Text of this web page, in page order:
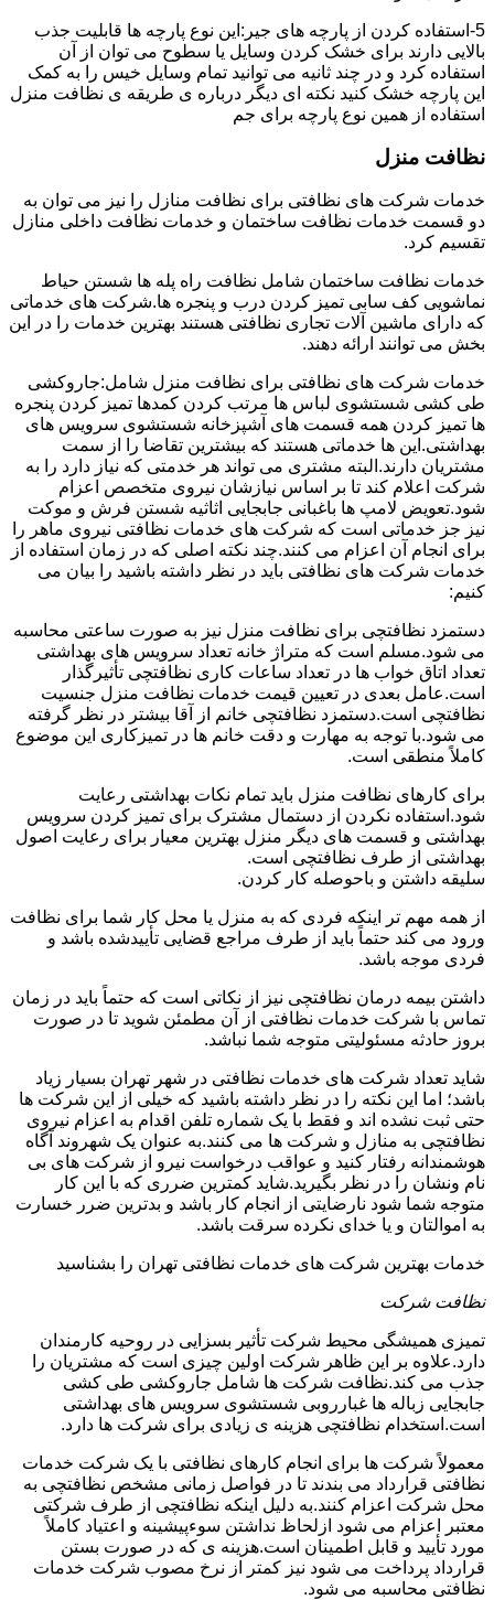
5-استفاده کردن از پارچه های جیر:این نوع پارچه ها قابلیت جذب
بالایی دارند برای خشک کردن وسایل یا سطوح می توان از آن
استفاده کرد و در چند ثانیه می توانید تمام وسایل خیس را به کمک
این پارچه خشک کنید نکته ای دیگر درباره ی طریقه ی نظافت منزل
استفاده از همین نوع پارچه برای جم
نظافت منزل
خدمات شرکت های نظافتی برای نظافت منازل را نیز می توان به
دو قسمت خدمات نظافت ساختمان و خدمات نظافت داخلی منازل
تقسیم کرد.
خدمات نظافت ساختمان شامل نظافت راه پله ها شستن حیاط
نماشویی کف سابی تمیز کردن درب و پنجره ها.شرکت های خدماتی
که دارای ماشین آلات تجاری نظافتی هستند بهترین خدمات را در این
بخش می توانند ارائه دهند.
خدمات شرکت های نظافتی برای نظافت منزل شامل:جاروکشی
طی کشی شستشوی لباس ها مرتب کردن کمدها تمیز کردن پنجره
ها تمیز کردن همه قسمت های آشپزخانه شستشوی سرویس های
بهداشتی.این ها خدماتی هستند که بیشترین تقاضا را از سمت
مشتریان دارند.البته مشتری می تواند هر خدمتی که نیاز دارد را به
شرکت اعلام کند تا بر اساس نیازشان نیروی متخصص اعزام
شود.تعویض لامپ ها باغبانی جابجایی اثاثیه شستن فرش و موکت
نیز جز خدماتی است که شرکت های خدمات نظافتی نیروی ماهر را
برای انجام آن اعزام می کنند.چند نکته اصلی که در زمان استفاده از
خدمات شرکت های نظافتی باید در نظر داشته باشید را بیان می
کنیم:
دستمزد نظافتچی برای نظافت منزل نیز به صورت ساعتی محاسبه
می شود.مسلم است که متراژ خانه تعداد سرویس های بهداشتی
تعداد اتاق خواب ها در تعداد ساعات کاری نظافتچی تأثیرگذار
است.عامل بعدی در تعیین قیمت خدمات نظافت منزل جنسیت
نظافتچی است.دستمزد نظافتچی خانم از آقا بیشتر در نظر گرفته
می شود.با توجه به مهارت و دقت خانم ها در تمیزکاری این موضوع
کاملاً منطقی است.
برای کارهای نظافت منزل باید تمام نکات بهداشتی رعایت
شود.استفاده نکردن از دستمال مشترک برای تمیز کردن سرویس
بهداشتی و قسمت های دیگر منزل بهترین معیار برای رعایت اصول
بهداشتی از طرف نظافتچی است.
سلیقه داشتن و باحوصله کار کردن.
از همه مهم تر اینکه فردی که به منزل یا محل کار شما برای نظافت
ورود می کند حتماً باید از طرف مراجع قضایی تأییدشده باشد و
فردی موجه باشد.
داشتن بیمه درمان نظافتچی نیز از نکاتی است که حتماً باید در زمان
تماس با شرکت خدمات نظافتی از آن مطمئن شوید تا در صورت
بروز حادثه مسئولیتی متوجه شما نباشد.
شاید تعداد شرکت های خدمات نظافتی در شهر تهران بسیار زیاد
باشد؛ اما این نکته را در نظر داشته باشید که خیلی از این شرکت ها
حتی ثبت نشده اند و فقط با یک شماره تلفن اقدام به اعزام نیروی
نظافتچی به منازل و شرکت ها می کنند.به عنوان یک شهروند آگاه
هوشمندانه رفتار کنید و عواقب درخواست نیرو از شرکت های بی
نام ونشان را در نظر بگیرید.شاید کمترین ضرری که با این کار
متوجه شما شود نارضایتی از انجام کار باشد و بدترین ضرر خسارت
به اموالتان و یا خدای نکرده سرقت باشد.
خدمات بهترین شرکت های خدمات نظافتی تهران را بشناسید
نظافت شرکت
تمیزی همیشگی محیط شرکت تأثیر بسزایی در روحیه کارمندان
دارد.علاوه بر این ظاهر شرکت اولین چیزی است که مشتریان را
جذب می کند.نظافت شرکت ها شامل جاروکشی طی کشی
جابجایی زباله ها غبارروبی شستشوی سرویس های بهداشتی
است.استخدام نظافتچی هزینه ی زیادی برای شرکت ها دارد.
معمولاً شرکت ها برای انجام کارهای نظافتی با یک شرکت خدمات
نظافتی قرارداد می بندند تا در فواصل زمانی مشخص نظافتچی به
محل شرکت اعزام کنند.به دلیل اینکه نظافتچی از طرف شرکتی
معتبر اعزام می شود ازلحاظ نداشتن سوءپیشینه و اعتیاد کاملاً
مورد تأیید و قابل اطمینان است.هزینه ی که در صورت بستن
قرارداد پرداخت می شود نیز کمتر از نرخ مصوب شرکت خدمات
نظافتی محاسبه می شود.